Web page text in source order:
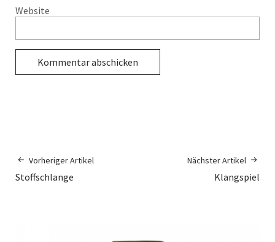
Website
Vorheriger Artikel
Stoffschlange
Nächster Artikel
Klangspiel